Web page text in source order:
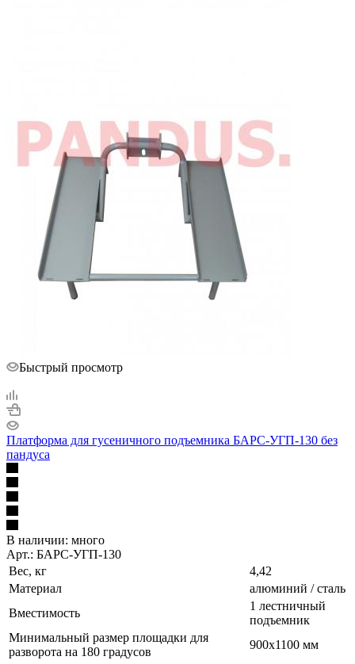
Быстрый просмотр
Платформа для гусеничного подъемника БАРС-УГП-130 без
пандуса
В наличии: много
Арт.: БАРС-УГП-130
Вес, кг
4,42
Материал
алюминий / сталь
Вместимость
1 лестничный
подъемник
Минимальный размер площадки для
разворота на 180 градусов
900х1100 мм